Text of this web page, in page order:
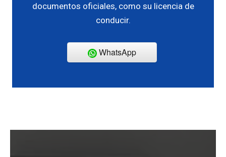
documentos oficiales, como su licencia de
conducir.
WhatsApp